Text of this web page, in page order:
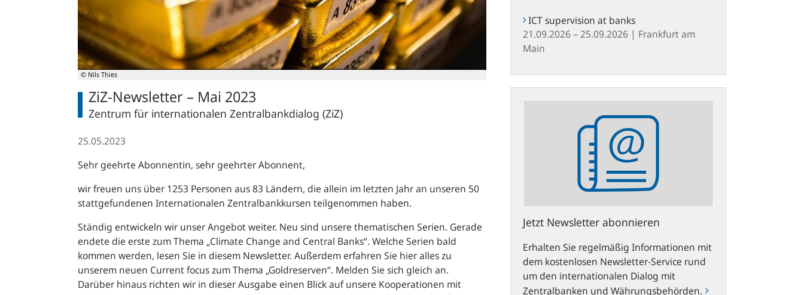
© Nils Thies
ZiZ-Newsletter – Mai 2023
Zentrum für internationalen Zentralbankdialog (ZiZ)
25.05.2023
Sehr geehrte Abonnentin, sehr geehrter Abonnent,
wir freuen uns über 1253 Personen aus 83 Ländern, die allein im letzten Jahr an unseren 50
stattgefundenen Internationalen Zentralbankkursen teilgenommen haben.
Ständig entwickeln wir unser Angebot weiter. Neu sind unsere thematischen Serien. Gerade
endete die erste zum Thema „Climate Change and Central Banks“. Welche Serien bald
kommen werden, lesen Sie in diesem Newsletter. Außerdem erfahren Sie hier alles zu
unserem neuen Current focuszum Thema „Goldreserven“. Melden Sie sich gleich an.
Darüber hinaus richten wir in dieser Ausgabe einen Blick auf unsere Kooperationen mit
ICT supervision at banks
21.09.2026 – 25.09.2026 | Frankfurt am
Main
Jetzt Newsletter abonnieren
Erhalten Sie regelmäßig Informationen mit
dem kostenlosen Newsletter-Service rund
um den internationalen Dialog mit
Zentralbanken und Währungsbehörden.